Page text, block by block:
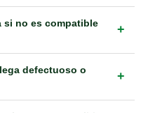
si no es compatible
+
defectuoso o
+